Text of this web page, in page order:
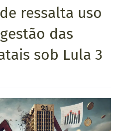
ressalta uso
das
sob Lula 3